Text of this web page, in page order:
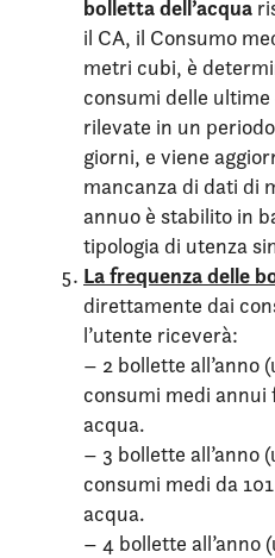
bolletta dell’acqua
il CA, il Consumo
metri cubi, è
consumi delle
rilevate in un
giorni, e viene
mancanza di dati di
annuo è stabilito in
tipologia di utenza
La frequenza delle
direttamente dai
l’utente riceverà:
– 2 bollette all’anno
consumi medi annui
acqua.
– 3 bollette all’anno
consumi medi da
acqua.
– 4 bollette all’anno